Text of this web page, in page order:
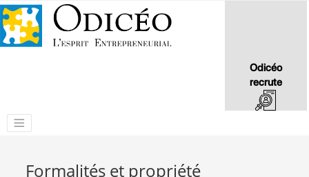
Odicéo
recrute
Formalités et propriété